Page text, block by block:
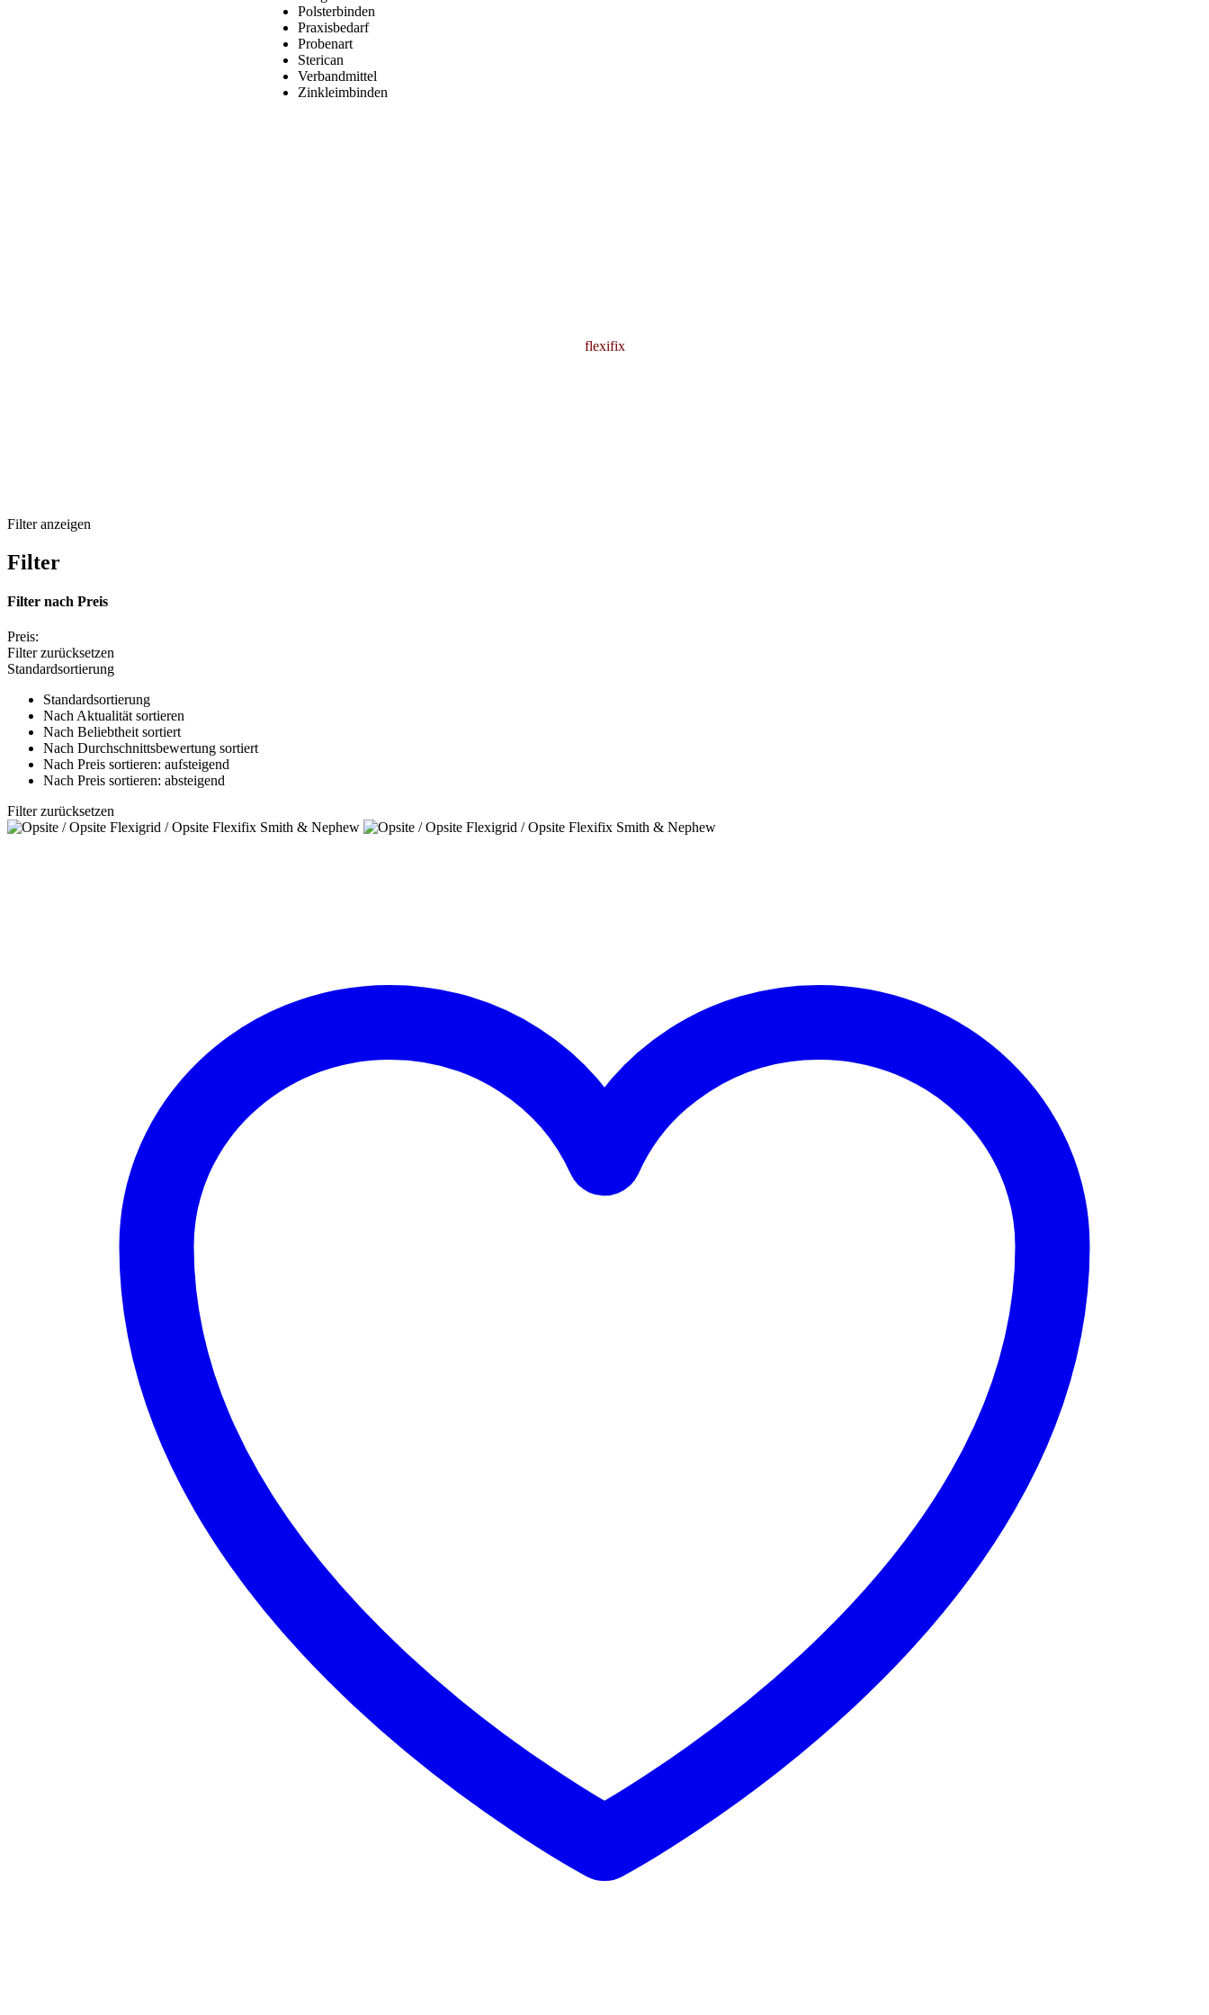
Polsterbinden
Praxisbedarf
Probenart
Sterican
Verbandmittel
Zinkleimbinden
flexifix
Filter anzeigen
Filter
Filter nach Preis
Preis:
Filter zurücksetzen
Standardsortierung
Standardsortierung
Nach Aktualität sortieren
Nach Beliebtheit sortiert
Nach Durchschnittsbewertung sortiert
Nach Preis sortieren: aufsteigend
Nach Preis sortieren: absteigend
Filter zurücksetzen